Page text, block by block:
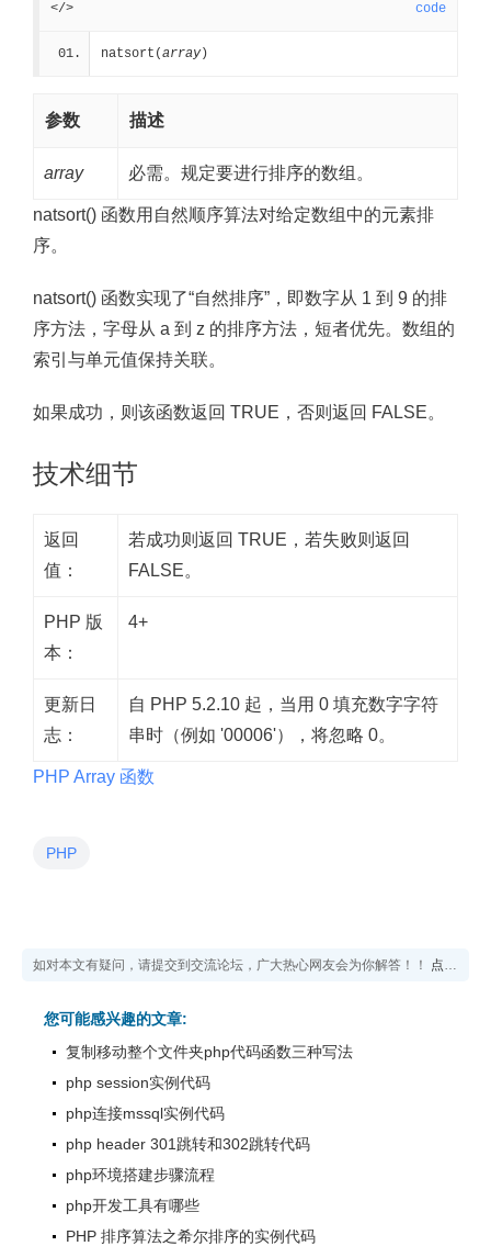
</> code
natsort(array)
参数 描述
array 必需。规定要进行排序的数组。
natsort() 函数用自然顺序算法对给定数组中的元素排
序。
natsort() 函数实现了“自然排序”，即数字从 1 到 9 的排
序方法，字母从 a 到 z 的排序方法，短者优先。数组的
索引与单元值保持关联。
如果成功，则该函数返回 TRUE，否则返回 FALSE。
技术细节
返回
值：
若成功则返回 TRUE，若失败则返回
FALSE。
PHP 版
本：
4+
更新日
志：
自 PHP 5.2.10 起，当用 0 填充数字字符
串时（例如 '00006'），将忽略 0。
PHP Array 函数
PHP
如对本文有疑问，请提交到交流论坛，广大热心网友会为你解答！！ 点击进入论坛
您可能感兴趣的文章:
复制移动整个文件夹php代码函数三种写法
php session实例代码
php连接mssql实例代码
php header 301跳转和302跳转代码
php环境搭建步骤流程
php开发工具有哪些
PHP 排序算法之希尔排序的实例代码